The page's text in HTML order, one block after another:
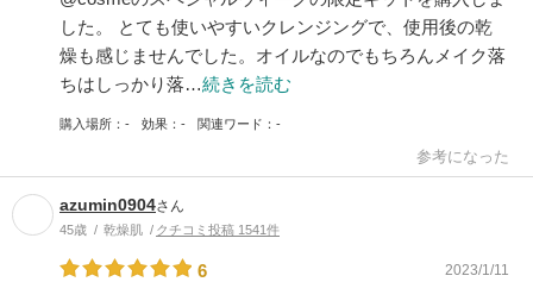
した。 とても使いやすいクレンジングで、使用後の乾
燥も感じませんでした。オイルなのでもちろんメイク落
ちはしっかり落…続きを読む
購入場所 - 効果 - 関連ワード -
参考になった
azumin0904さん
45歳 乾燥肌 クチコミ投稿 1541件
6 2023/1/11